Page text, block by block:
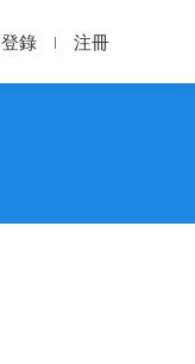
登錄 注冊